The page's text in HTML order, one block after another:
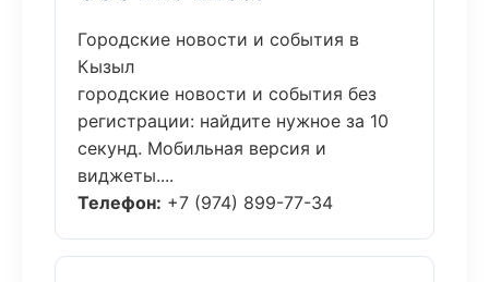
Городские новости и события в
Кызыл
городские новости и события без
регистрации: найдите нужное за 10
секунд. Мобильная версия и
виджеты....
Телефон: +7 (974) 899-77-34